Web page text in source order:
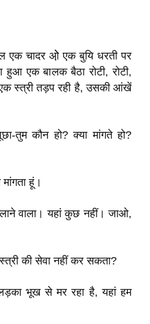
एक चादर ओ़े एक बुयि धरती पर
हुआ एक बालक बैठा रोटी, रोटी,
स्त्री तड़प रही है, उसकी आंखें
तुम कौन हो? क्या मांगते हो?
हूं।
वाला। यहां कुछ नहीं। जाओ,
की सेवा नहीं कर सकता?
लड़का भूख से मर रहा है, यहां हम